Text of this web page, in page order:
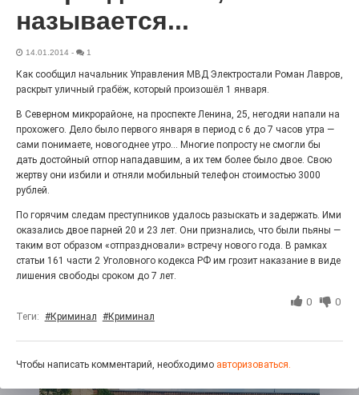
27.07.2026
Радость в квадрате! На этой неделе электростальцев
100 футов под килем!
26.07.2026
называется...
14.01.2014 - 1
Как сообщил начальник Управления МВД Электростали Роман Лавров,
раскрыт уличный грабёж, который произошёл 1 января.
В Северном микрорайоне, на проспекте Ленина, 25, негодяи напали на
прохожего. Дело было первого января в период с 6 до 7 часов утра —
сами понимаете, новогоднее утро... Многие попросту не смогли бы
дать достойный отпор нападавшим, а их тем более было двое. Свою
жертву они избили и отняли мобильный телефон стоимостью 3000
рублей.
По горячим следам преступников удалось разыскать и задержать. Ими
оказались двое парней 20 и 23 лет. Они признались, что были пьяны —
таким вот образом «отпраздновали» встречу нового года. В рамках
статьи 161 части 2 Уголовного кодекса РФ им грозит наказание в виде
лишения свободы сроком до 7 лет.
0 0
Теги: #Криминал #Криминал
Чтобы написать комментарий, необходимо авторизоваться.